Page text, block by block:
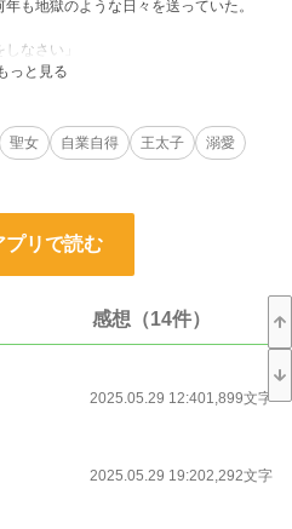
も地獄のような日々を送っていた。
なさい」
なさい」
を持っているという義妹は、ドレスやア
わ……」
う王太子が突然訪ねてくることになって―
聖女 自業自得 王太子
溺愛
プリで読む
感想（14件）
2025.05.29 12:401,899文字
2025.05.29 19:202,292文字